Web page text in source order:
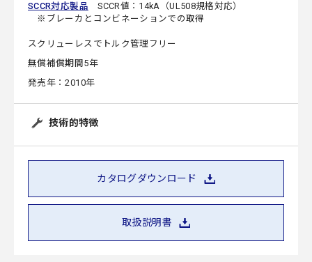
SCCR対応製品 SCCR値：14kA（UL508規格対応）
※ブレーカとコンビネーションでの取得
スクリューレスでトルク管理フリー
無償補償期間5年
発売年：2010年
技術的特徴
カタログダウンロード
取扱説明書